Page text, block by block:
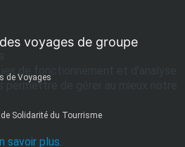
voyages de groupe
de Voyages
Solidarité du Tourrisme
de fonctionnement et d'analyse
permettre de gérer au mieux notre
savoir plus.